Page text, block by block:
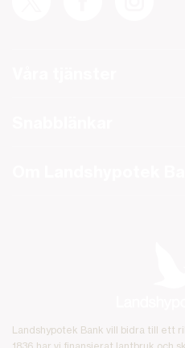
Landshypotek Bank vill bidra till ett